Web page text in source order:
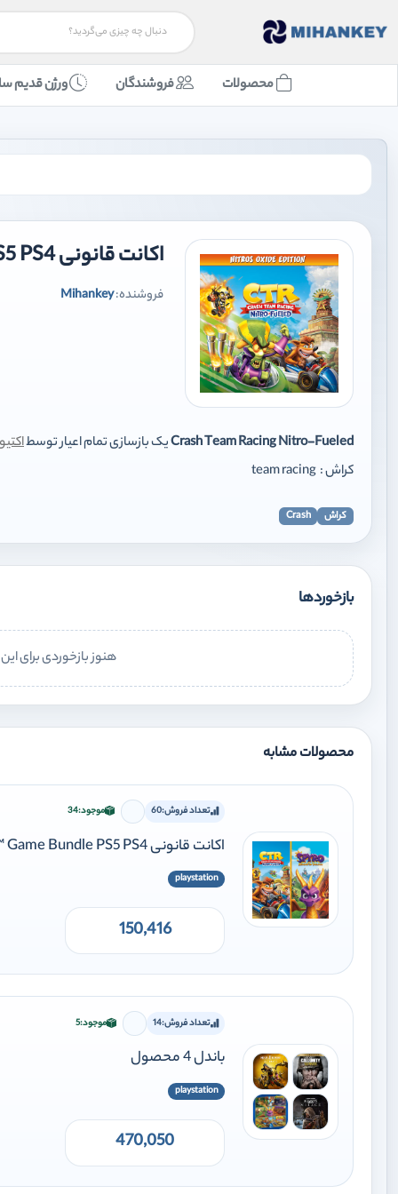
محصولات فروشندگان ورژن قدیم
اکانت قانونی Crash Team Racing Nitro-Fueled PS5 PS4
فروشنده:Mihankey
Crash Team Racing Nitro-Fueledیک بازسازی تمام اعیار توسط
کراش : team racing
کراش Crash
بازخوردها
هنوز بازخوردی برای
محصولات مشابه
تعداد فروش:60 برای افزودن وارد شوید
موجود:34
اکانت قانونی Crash™ Team Racing Nitro-Fueled + Spyro™ Game Bundle PS5 PS4
playstation
150,416
تعداد فروش:14 برای افزودن وارد شوید
موجود:5
باندل 4 محصول
playstation
470,050